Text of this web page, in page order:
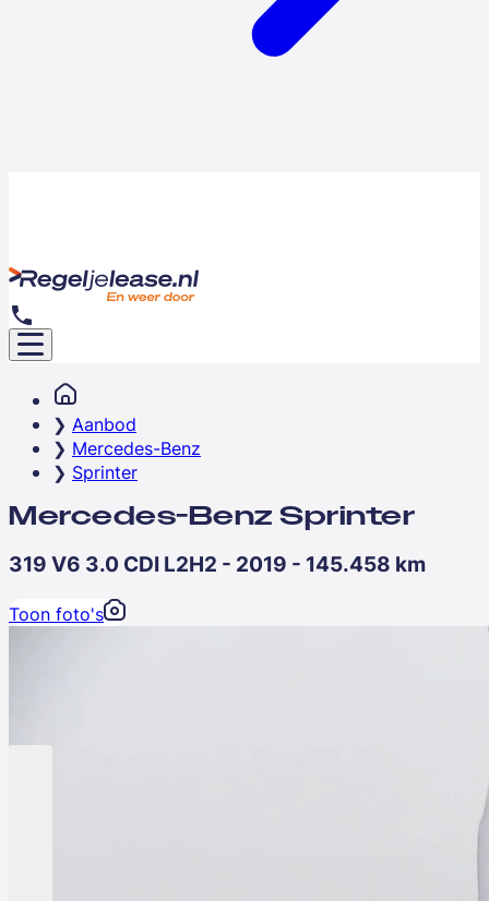
Aanbod
Mercedes-Benz
Sprinter
Mercedes-Benz Sprinter
319 V6 3.0 CDI L2H2 - 2019 - 145.458 km
Toon foto's